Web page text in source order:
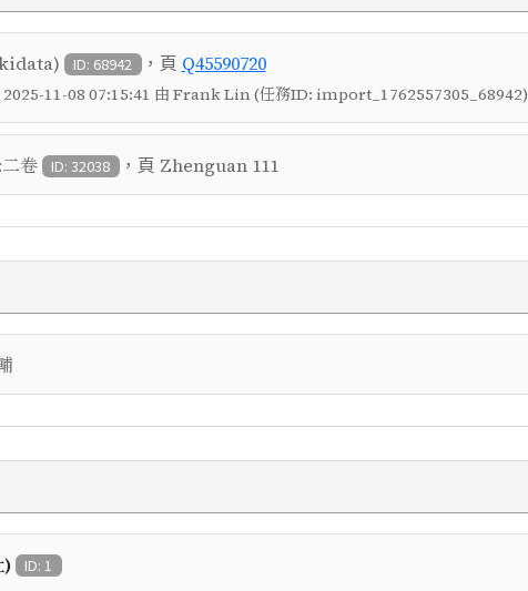
ID: 68942 ，頁 Q45590720
2025-11-08 07:15:41 由 Frank Lin (任務ID: import_1762557305_68942)
卷 ID: 32038 ，頁 Zhenguan 111
) ID: 1